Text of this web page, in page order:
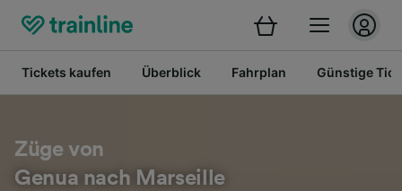
Tickets kaufen Überblick Fahrplan Günstige
Züge von
Genua nach Marseille